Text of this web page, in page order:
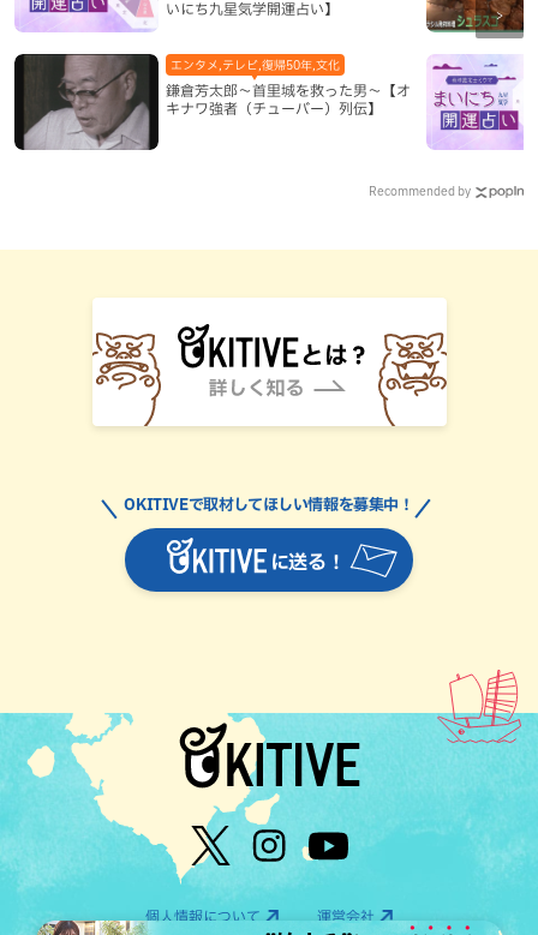
いにち九星気学開運占い】
鎌倉芳太郎～首里城を救った男～【オ
キナワ強者（チューバー）列伝】
エンタメ,テレビ,復帰50年,文化
Recommended by
に送る！
OKITIVEで取材してほしい情報を募集中！
個人情報について 運営会社